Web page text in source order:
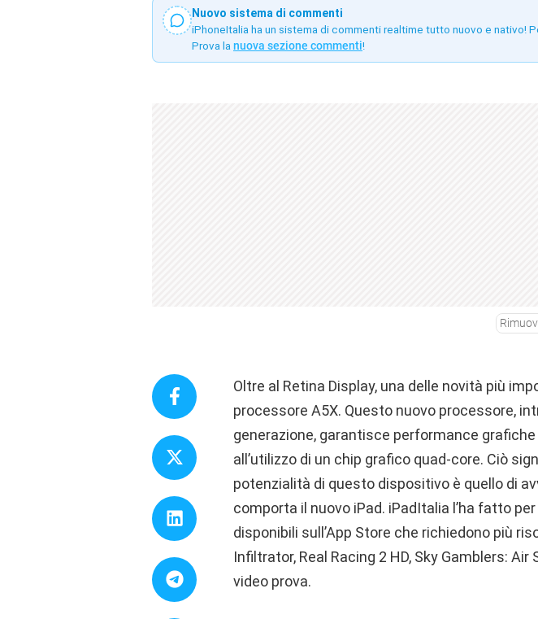
Nuovo sistema di commenti
iPhoneItalia ha un sistema di commenti realtime tutto nuovo e nativo!
Prova la nuova sezione commenti!
Oltre al Retina Display, una delle novità più
processore A5X. Questo nuovo processore,
generazione, garantisce performance
all’utilizzo di un chip grafico quad-core. Ciò
potenzialità di questo dispositivo è quello di
comporta il nuovo iPad. iPadItalia l’ha fatto
disponibili sull’App Store che richiedono più
Infiltrator, Real Racing 2 HD, Sky Gamblers:
video prova.